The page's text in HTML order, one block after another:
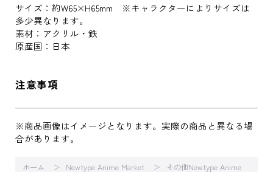
サイズ：約W65×H65mm ※キャラクターによりサイズは
多少異なります。
素材：アクリル・鉄
原産国：日本
注意事項
※商品画像はイメージとなります。実際の商品と異なる場
合があります。
ホーム Newtype Anime Market
その他Newtype Anime